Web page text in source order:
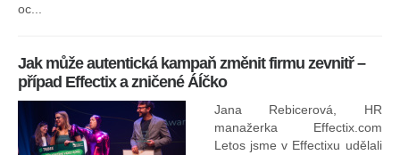
oc...
Jak může autentická kampaň změnit firmu zevnitř –
případ Effectix a zničené ÁÍčko
Jana Rebicerová, HR
manažerka Effectix.com
Letos jsme v Effectixu udělali